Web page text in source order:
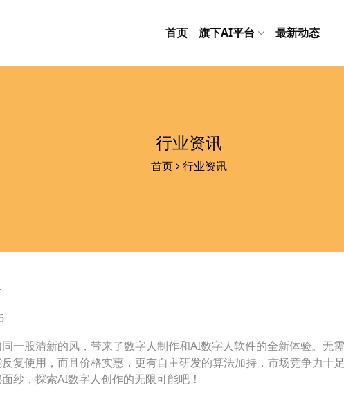
首页 旗下AI平台 最新动态
行业资讯
首页 行业资讯
一股清新的风，带来了数字人制作和AI数字人软件的全新体验。无
复使用，而且价格实惠，更有自主研发的算法加持，市场竞争力十
纱，探索AI数字人创作的无限可能吧！